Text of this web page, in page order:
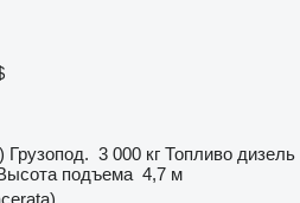
Грузопод. 3 000 кг Топливо дизель
подъема 4,7 м